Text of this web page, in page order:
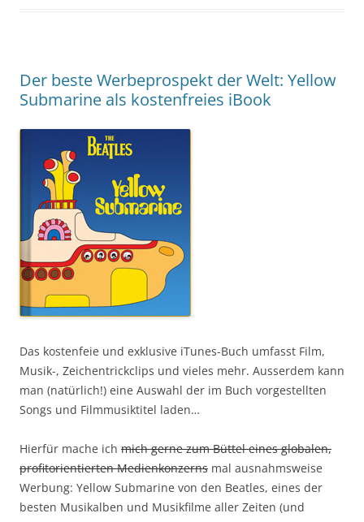
Der beste Werbeprospekt der Welt: Yellow
Submarine als kostenfreies iBook
Das kostenfeie und exklusive iTunes-Buch umfasst Film,
Musik-, Zeichentrickclips und vieles mehr. Ausserdem kann
man (natürlich!) eine Auswahl der im Buch vorgestellten
Songs und Filmmusiktitel laden…
Hierfür mache ich mich gerne zum Büttel eines globalen,
profitorientierten Medienkonzerns mal ausnahmsweise
Werbung: Yellow Submarine von den Beatles, eines der
besten Musikalben und Musikfilme aller Zeiten (und